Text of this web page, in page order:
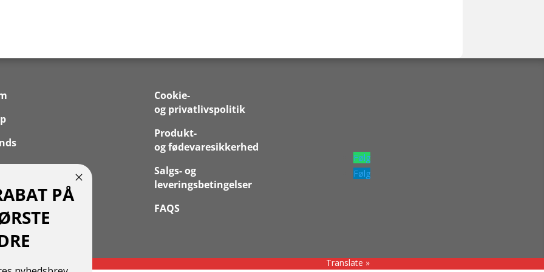
Konto
Cookie-
og privatlivspolitik
Produkt-
og fødevaresikkerhed
Salgs- og
leveringsbetingelser
FAQS
Følg
Følg
Translate »
PÅ